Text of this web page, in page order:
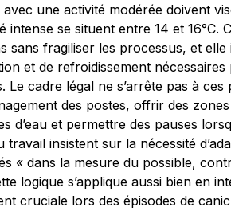
une activité modérée doivent
intense se situent entre 14 et 16°C.
sans fragiliser les processus, et elle
et de refroidissement
Le cadre légal ne s’arrête pas à ces
des postes, offrir des
d’eau et permettre des pauses
travail insistent sur la nécessité
« dans la mesure du possible,
logique s’applique aussi bien en
cruciale lors des épisodes de